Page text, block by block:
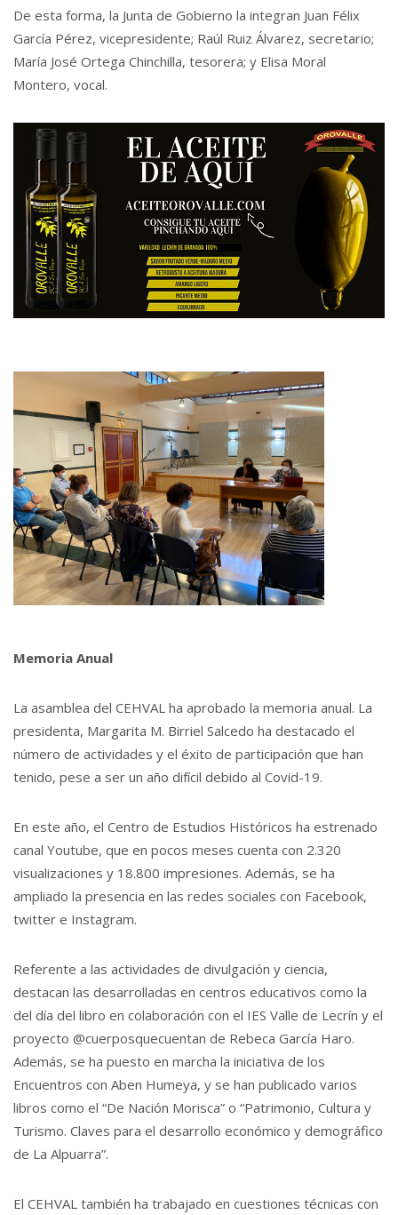
De esta forma, la Junta de Gobierno la integran Juan Félix
García Pérez, vicepresidente; Raúl Ruiz Álvarez, secretario;
María José Ortega Chinchilla, tesorera; y Elisa Moral
Montero, vocal.
Memoria Anual
La asamblea del CEHVAL ha aprobado la memoria anual. La
presidenta, Margarita M. Birriel Salcedo ha destacado el
número de actividades y el éxito de participación que han
tenido, pese a ser un año difícil debido al Covid-19.
En este año, el Centro de Estudios Históricos ha estrenado
canal Youtube, que en pocos meses cuenta con 2.320
visualizaciones y 18.800 impresiones. Además, se ha
ampliado la presencia en las redes sociales con Facebook,
twitter e Instagram.
Referente a las actividades de divulgación y ciencia,
destacan las desarrolladas en centros educativos como la
del día del libro en colaboración con el IES Valle de Lecrín y el
proyecto @cuerposquecuentan de Rebeca García Haro.
Además, se ha puesto en marcha la iniciativa de los
Encuentros con Aben Humeya, y se han publicado varios
libros como el “De Nación Morisca” o “Patrimonio, Cultura y
Turismo. Claves para el desarrollo económico y demográfico
de La Alpuarra”.
El CEHVAL también ha trabajado en cuestiones técnicas con